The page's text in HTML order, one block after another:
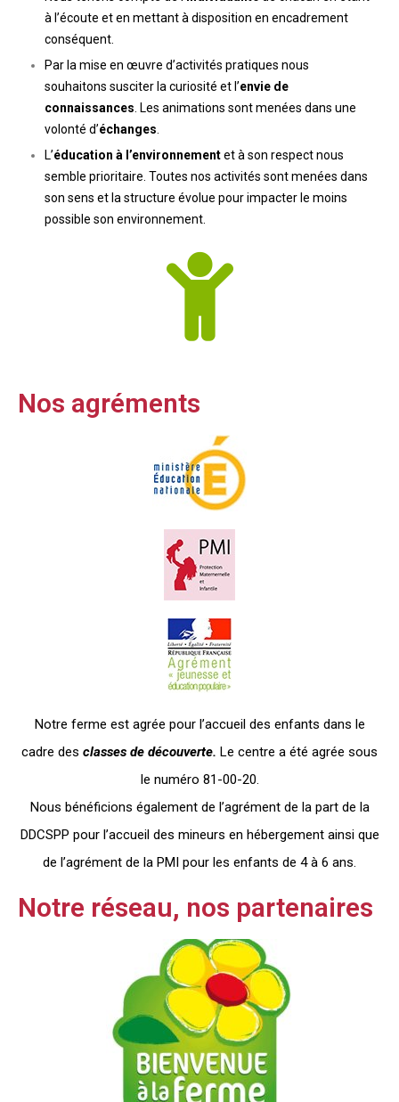
à l’écoute et en mettant à disposition en encadrement
conséquent.
Par la mise en œuvre d’activités pratiques nous
souhaitons susciter la curiosité et l’envie de
connaissances . Les animations sont menées dans une
volonté d’échanges
L’éducation à l’environnementet à son respect nous
semble prioritaire. Toutes nos activités sont menées dans
son sens et la structure évolue pour impacter le moins
possible son environnement.
Nos agréments
Notre ferme est agrée pour l’accueil des enfants dans le
cadre des classes de découverte. Le centre a été agrée sous
le numéro 81-00-20.
Nous bénéficions également de l’agrément de la part de la
DDCSPP pour l’accueil des mineurs en hébergement ainsi que
de l’agrément de la PMI pour les enfants de 4 à 6 ans.
Notre réseau, nos partenaires